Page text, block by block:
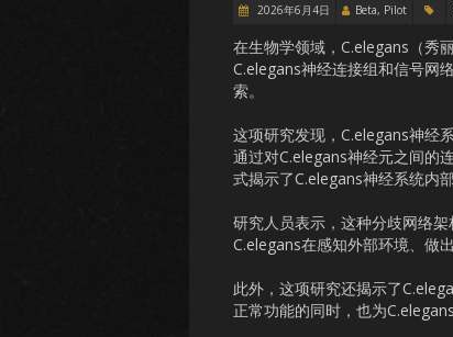
2026年6月4日 Beta, Pilot
在生物学领域，C.elegans（秀
C.elegans神经连接组和信号网
索。
这项研究发现，C.elegans神经
通过对C.elegans神经元之间的
式揭示了C.elegans神经系统内
研究人员表示，这种分歧网络
C.elegans在感知外部环境、做
此外，这项研究还揭示了
正常功能的同时，也为